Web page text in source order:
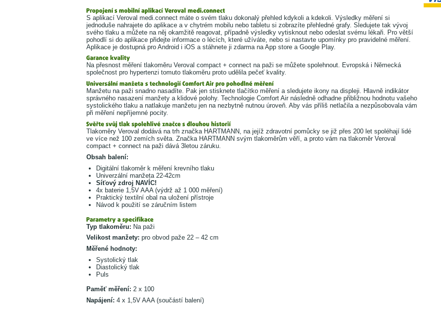
S aplikací Veroval medi.connect máte o svém tlaku dokonalý přehled kdykoli a kdekoli. Výsledky měření si
jednoduše nahrajete do aplikace a v chytrém mobilu nebo tabletu si zobrazíte přehledné grafy. Sledujete tak vývoj
svého tlaku a můžete na něj okamžitě reagovat, případně výsledky vytisknout nebo odeslat svému lékaři. Pro větší
pohodlí si do aplikace přidejte informace o lécích, které užíváte, nebo si nastavte upomínky pro pravidelné měření.
Aplikace je dostupná pro Android i iOS a stáhnete ji zdarma na App store a Google Play.
Na přesnost měření tlakoměru Veroval compact + connect na paži se můžete spolehnout. Evropská i Německá
společnost pro hypertenzi tomuto tlakoměru proto udělila pečeť kvality.
Manžetu na paži snadno nasadíte. Pak jen stisknete tlačítko měření a sledujete ikony na displeji. Hlavně indikátor
správného nasazení manžety a klidové polohy. Technologie Comfort Air následně odhadne přibližnou hodnotu vašeho
systolického tlaku a natlakuje manžetu jen na nezbytně nutnou úroveň. Aby vás příliš netlačila a nezpůsobovala vám
při měření nepříjemné pocity.
Tlakoměry Veroval dodává na trh značka HARTMANN, na jejíž zdravotní pomůcky se již přes 200 let spoléhají lidé
ve více než 100 zemích světa. Značka HARTMANN svým tlakoměrům věří, a proto vám na tlakoměr Veroval
compact + connect na paži dává 3letou záruku.
Obsah balení:
Digitální tlakoměr k měření krevního tlaku
Univerzální manžeta 22-42cm
Síťový zdroj NAVÍC!
4x baterie 1,5V AAA (výdrž až 1 000 měření)
Praktický textilní obal na uložení přístroje
Návod k použití se záručním listem
Typ tlakoměru: Na paži
Velikost manžety: pro obvod paže 22 – 42 cm
Měřené hodnoty:
Systolický tlak
Diastolický tlak
Puls
Paměť měření: 2 x 100
Napájení: 4 x 1,5V AAA (součástí balení)